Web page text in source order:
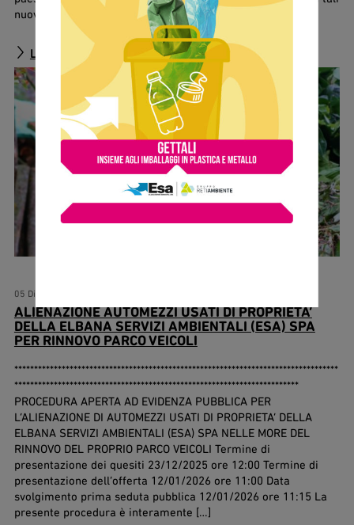
nuove disposizioni, ESA ha stabilito le regole […]
Leggi tutto
05 Dicembre 2025
ALIENAZIONE AUTOMEZZI USATI DI PROPRIETA’
DELLA ELBANA SERVIZI AMBIENTALI (ESA) SPA
PER RINNOVO PARCO VEICOLI
**********************************************************************************
************************************************************************
PROCEDURA APERTA AD EVIDENZA PUBBLICA PER
L’ALIENAZIONE DI AUTOMEZZI USATI DI PROPRIETA’ DELLA
ELBANA SERVIZI AMBIENTALI (ESA) SPA NELLE MORE DEL
RINNOVO DEL PROPRIO PARCO VEICOLI Termine di
presentazione dei quesiti 23/12/2025 ore 12:00 Termine di
presentazione dell’offerta 12/01/2026 ore 11:00 Data
svolgimento prima seduta pubblica 12/01/2026 ore 11:15 La
presente procedura è interamente […]